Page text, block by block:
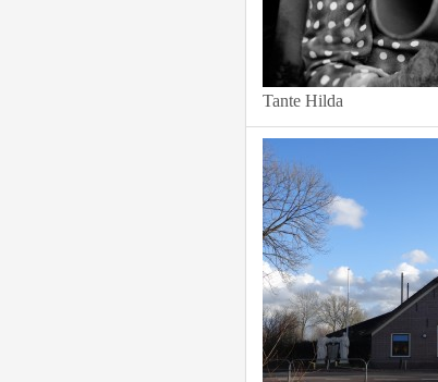
Tante Hilda